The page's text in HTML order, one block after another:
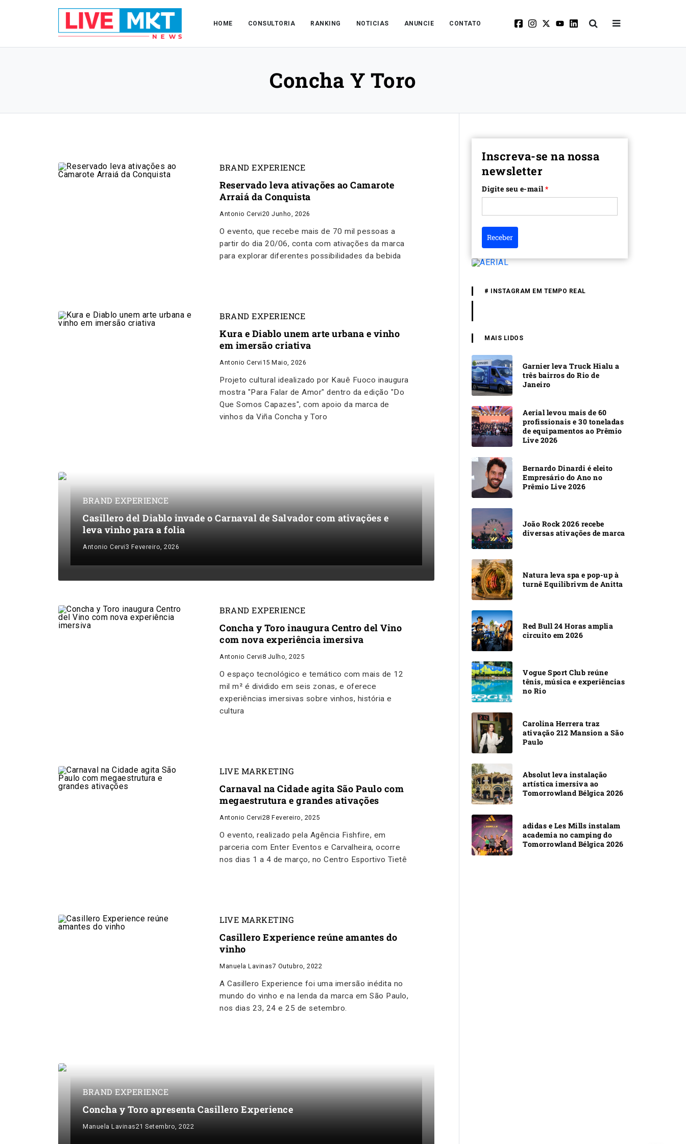
HOME CONSULTORIA RANKING NOTICIAS ANUNCIE CONTATO
Concha Y Toro
BRAND EXPERIENCE
Reservado leva ativações ao Camarote
Arraiá da Conquista
Antonio Cervi20 Junho, 2026
O evento, que recebe mais de 70 mil pessoas a
partir do dia 20/06, conta com ativações da marca
para explorar diferentes possibilidades da bebida
BRAND EXPERIENCE
Kura e Diablo unem arte urbana e vinho
em imersão criativa
Antonio Cervi 15 Maio, 2026
Projeto cultural idealizado por Kauê Fuoco inaugura
mostra "Para Falar de Amor" dentro da edição "Do
Que Somos Capazes", com apoio da marca de
vinhos da Viña Concha y Toro
BRAND EXPERIENCE
Casillero del Diablo invade o Carnaval de Salvador com ativações e
leva vinho para a folia
Antonio Cervi3 Fevereiro, 2026
BRAND EXPERIENCE
Concha y Toro inaugura Centro del Vino
com nova experiência imersiva
Antonio Cervi8 Julho, 2025
O espaço tecnológico e temático com mais de 12
mil m² é dividido em seis zonas, e oferece
experiências imersivas sobre vinhos, história e
cultura
LIVE MARKETING
Carnaval na Cidade agita São Paulo com
megaestrutura e grandes ativações
Antonio Cervi28 Fevereiro, 2025
O evento, realizado pela Agência Fishfire, em
parceria com Enter Eventos e Carvalheira, ocorre
nos dias 1 a 4 de março, no Centro Esportivo Tietê
LIVE MARKETING
Casillero Experience reúne amantes do
vinho
Manuela Lavinas7 Outubro, 2022
A Casillero Experience foi uma imersão inédita no
mundo do vinho e na lenda da marca em São Paulo,
nos dias 23, 24 e 25 de setembro.
BRAND EXPERIENCE
Concha y Toro apresenta Casillero Experience
Manuela Lavinas21 Setembro, 2022
Inscreva-se na nossa
newsletter
Digite seu e-mail*
Receber
# INSTAGRAM EM TEMPO REAL
MAIS LIDOS
Garnier leva Truck Hialu a
três bairros do Rio de
Janeiro
Aerial levou mais de 60
profissionais e 30 toneladas
de equipamentos ao Prêmio
Live 2026
Bernardo Dinardi é eleito
Empresário do Ano no
Prêmio Live 2026
João Rock 2026 recebe
diversas ativações de marca
Natura leva spa e pop-up à
turnê Equilibrivm de Anitta
Red Bull 24 Horas amplia
circuito em 2026
Vogue Sport Club reúne
tênis, música e experiências
no Rio
Carolina Herrera traz
ativação 212 Mansion a São
Paulo
Absolut leva instalação
artística imersiva ao
Tomorrowland Bélgica 2026
adidas e Les Mills instalam
academia no camping do
Tomorrowland Bélgica 2026